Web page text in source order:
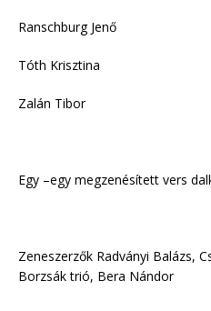
Ranschburg Jenő
Tóth Krisztina
Zalán Tibor
Egy –egy megzenésített vers
Zeneszerzők Radványi Balázs,
Borzsák trió, Bera Nándor